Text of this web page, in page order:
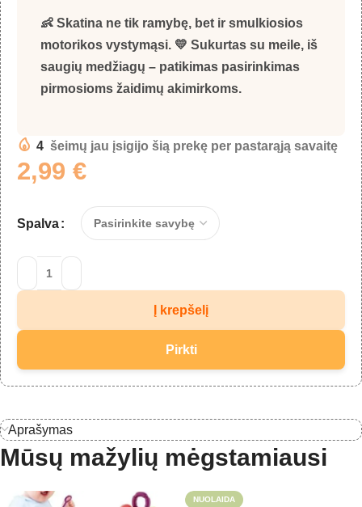
👶 Skatina ne tik ramybę, bet ir smulkiosios
motorikos vystymąsi. 💛 Sukurtas su meile, iš
saugių medžiagų – patikimas pasirinkimas
pirmosioms žaidimų akimirkoms.
4 šeimų jau įsigijo šią prekę per pastarąją savaitę
2,99 €
Spalva
Į krepšelį
Pirkti
Aprašymas
Mūsų mažylių mėgstamiausi
NUOLAIDA